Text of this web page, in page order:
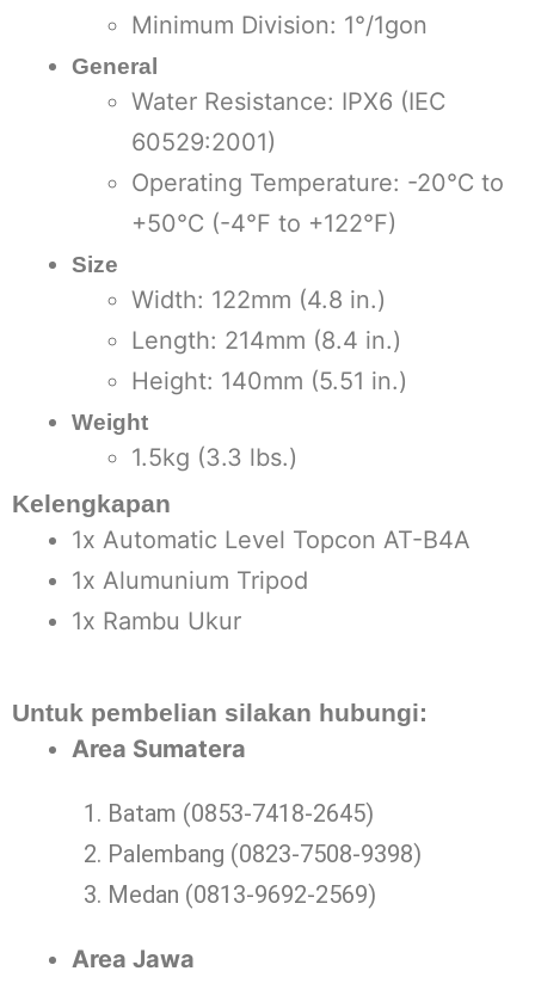
Minimum Division: 1°/1gon
General
Water Resistance: IPX6 (IEC
60529:2001)
Operating Temperature: -20℃ to
+50℃ (-4°F to +122°F)
Size
Width: 122mm (4.8 in.)
Length: 214mm (8.4 in.)
Height: 140mm (5.51 in.)
Weight
1.5kg (3.3 lbs.)
Kelengkapan
1x Automatic Level Topcon AT-B4A
1x Alumunium Tripod
1x Rambu Ukur
Untuk pembelian silakan hubungi:
Area Sumatera
Batam (0853-7418-2645)
Palembang (0823-7508-9398)
Medan (0813-9692-2569)
Area Jawa